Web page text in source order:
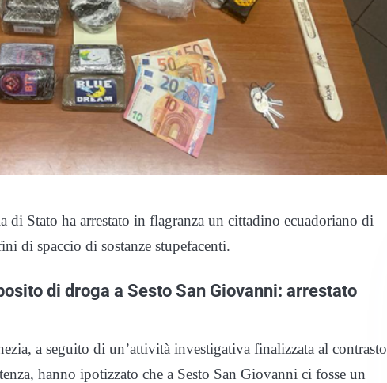
di Stato ha arrestato in flagranza un cittadino ecuadoriano di
di spaccio di sostanze stupefacenti.
di droga a Sesto San Giovanni: arrestato
a seguito di un’attività investigativa finalizzata al contrasto
hanno ipotizzato che a Sesto San Giovanni ci fosse un